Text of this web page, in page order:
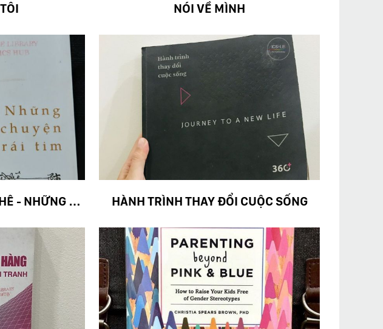
NÓI VỀ MÌNH
TỰ TRUYỆN TRẦN VĂN KHÊ - NHỮNG CÂU CHUYỆN TỪ TRÁI TIM HÀNH TRÌNH THAY ĐỔI CUỘC SỐNG